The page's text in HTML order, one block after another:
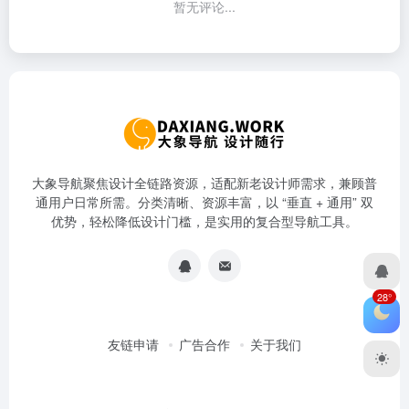
暂无评论...
大象导航聚焦设计全链路资源，适配新老设计师需求，兼顾普
通用户日常所需。分类清晰、资源丰富，以 “垂直 + 通用” 双
优势，轻松降低设计门槛，是实用的复合型导航工具。
友链申请 广告合作 关于我们
28°